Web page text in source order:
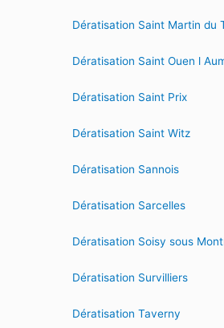
Dératisation Saint Martin du
Dératisation Saint Ouen l
Dératisation Saint Prix
Dératisation Saint Witz
Dératisation Sannois
Dératisation Sarcelles
Dératisation Soisy sous
Dératisation Survilliers
Dératisation Taverny